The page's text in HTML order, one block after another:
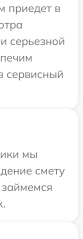
приедет в
серьезной
сервисный
мы
смету